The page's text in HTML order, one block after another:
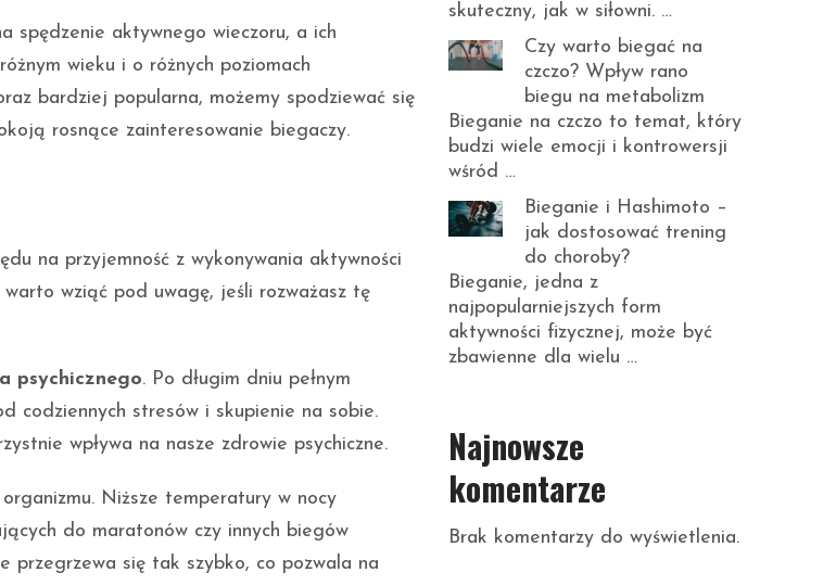
spędzenie aktywnego wieczoru, a ich
wieku i o różnych poziomach
bardziej popularna, możemy spodziewać się
rosnące zainteresowanie biegaczy.
na przyjemność z wykonywania aktywności
wziąć pod uwagę, jeśli rozważasz tę
psychicznego. Po długim dniu pełnym
codziennych stresów i skupienie na sobie.
wpływa na nasze zdrowie psychiczne.
Niższe temperatury w nocy
do maratonów czy innych biegów
przegrzewa się tak szybko, co pozwala na
skuteczny, jak w siłowni. …
Czy warto biegać na
czczo? Wpływ rano
biegu na metabolizm
Bieganie na czczo to temat, który
budzi wiele emocji i kontrowersji
wśród …
Bieganie i Hashimoto –
jak dostosować trening
do choroby?
Bieganie, jedna z
najpopularniejszych form
aktywności fizycznej, może być
zbawienne dla wielu …
Najnowsze
komentarze
Brak komentarzy do wyświetlenia.